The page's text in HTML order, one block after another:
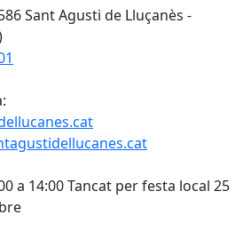
Sant Agusti de Lluçanès -
a 14:00 Tancat per festa local 25